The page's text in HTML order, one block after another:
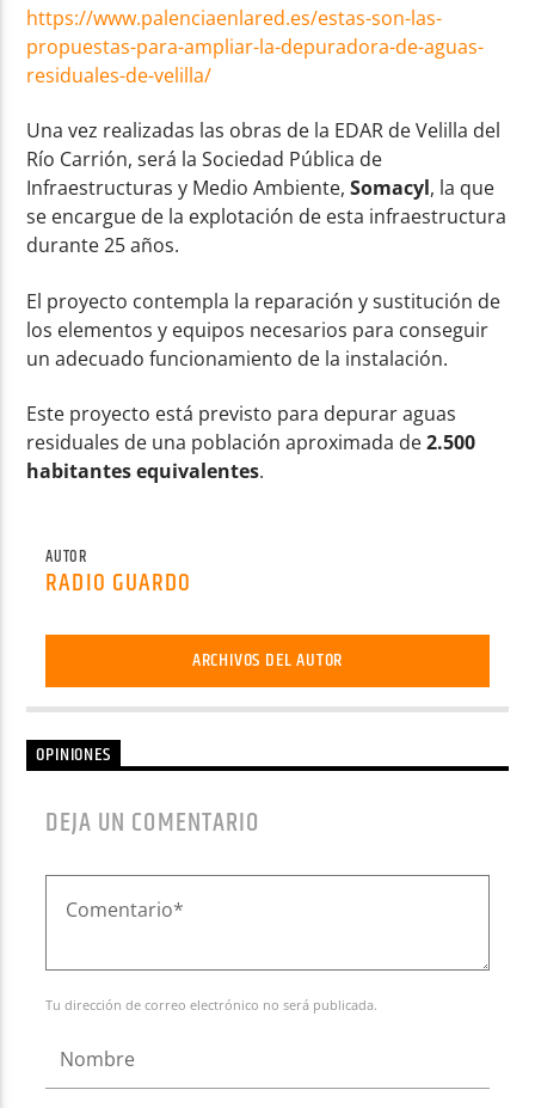
https://www.palenciaenlared.es/estas-son-las-
propuestas-para-ampliar-la-depuradora-de-aguas-
residuales-de-velilla/
Una vez realizadas las obras de la EDAR de Velilla del
Río Carrión, será la Sociedad Pública de
Infraestructuras y Medio Ambiente,Somacyl, la que
se encargue de la explotación de esta infraestructura
durante 25 años.
El proyecto contempla la reparación y sustitución de
los elementos y equipos necesarios para conseguir
un adecuado funcionamiento de la instalación.
Este proyecto está previsto para depurar aguas
residuales de una población aproximada de2.500
habitantes equivalentes.
AUTOR
RADIO GUARDO
ARCHIVOS DEL AUTOR
OPINIONES
DEJA UN COMENTARIO
Tu dirección de correo electrónico no será publicada.